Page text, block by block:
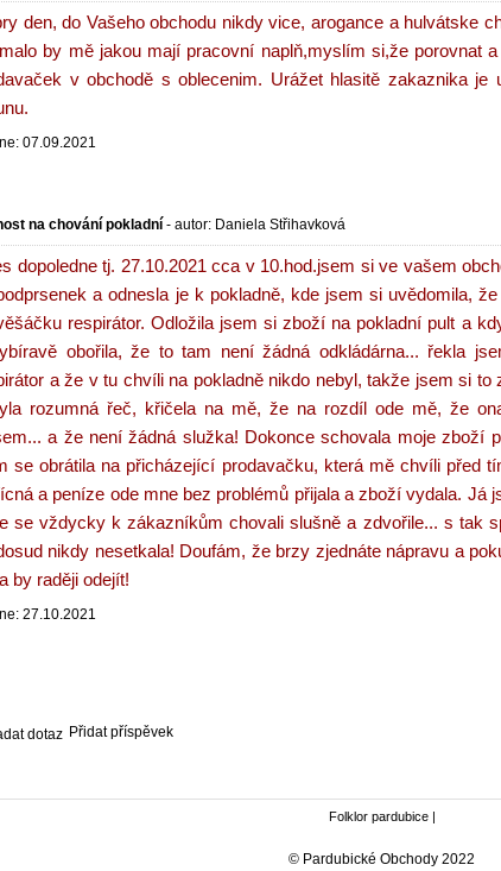
den, do Vašeho obchodu nikdy vice, arogance a hulvátske
by mě jakou mají pracovní naplň,myslím si,že porovnat
v obchodě s oblecenim. Urážet hlasitě zakaznika
07.09.2021
na chování pokladní - autor: Daniela Střihavková
dopoledne tj. 27.10.2021 cca v 10.hod.jsem si ve vašem
a odnesla je k pokladně, kde jsem si uvědomila,
respirátor. Odložila jsem si zboží na pokladní pult a
obořila, že to tam není žádná odkládárna... řekla
a že v tu chvíli na pokladně nikdo nebyl, takže jsem si to
rozumná řeč, křičela na mě, že na rozdíl ode mě, že
a že není žádná služka! Dokonce schovala moje zboží
se obrátila na přicházející prodavačku, která mě chvíli před
a peníze ode mne bez problémů přijala a zboží vydala. Já
se vždycky k zákazníkům chovali slušně a zdvořile... s tak
nikdy nesetkala! Doufám, že brzy zjednáte nápravu a
by raději odejít!
27.10.2021
Přidat příspěvek
Folklor pardubice|
© Pardubické Obchody 2022